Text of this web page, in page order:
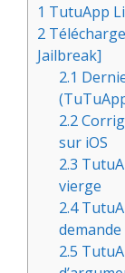
1 TutuApp
2
Jailbreak]
2.1
2.2
sur iOS
2.3
vierge
2.4
demande
2.5